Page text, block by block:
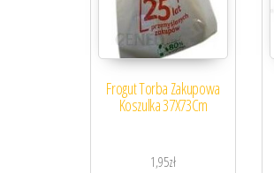
Frogut Torba Zakupowa
Koszulka 37X73Cm
1,95zł